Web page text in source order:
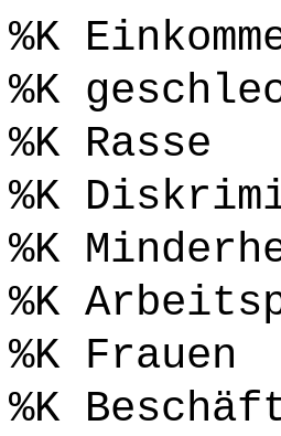
%K
%K
%K Rasse
%K
%K
%K
%K Frauen
%K